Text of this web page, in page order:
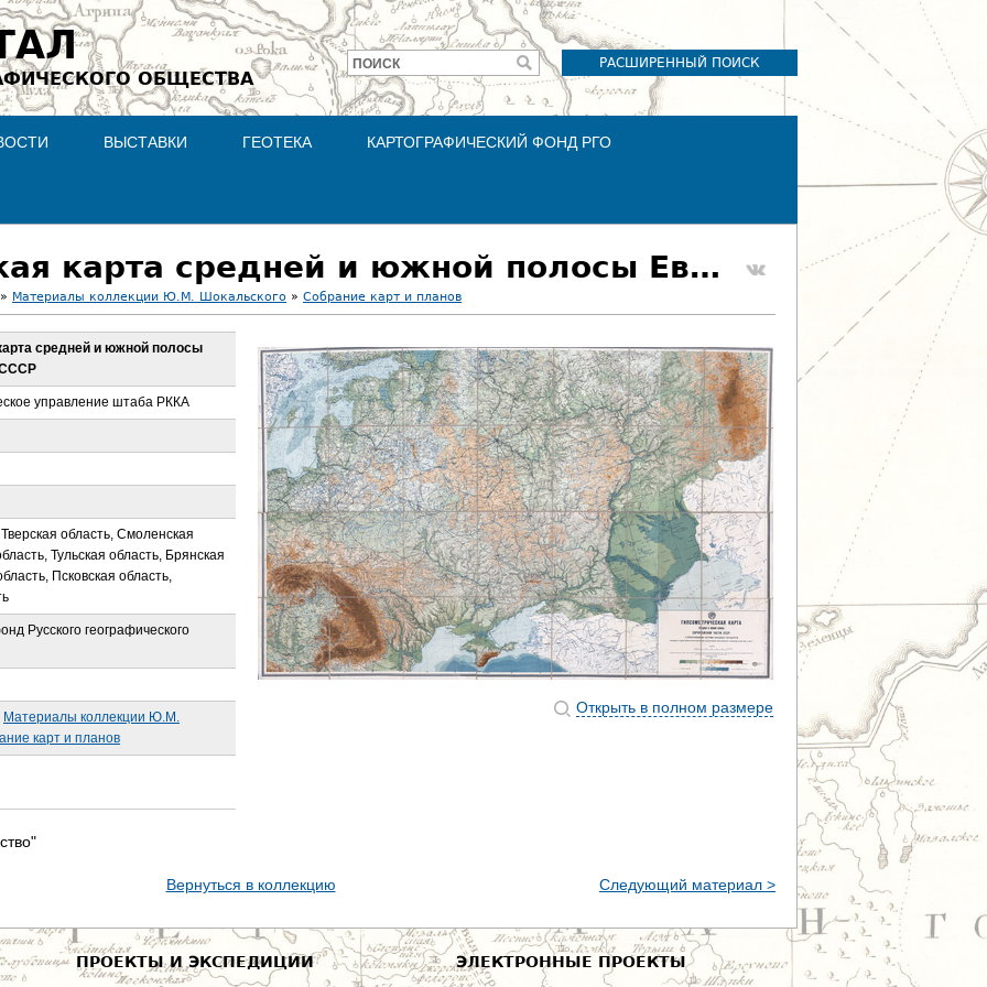
Jump to navigation
ОБЩЕСТВА
РАСШИРЕННЫЙ ПОИСК
Форма
поиска
ПОИСК
ВЫСТАВКИ ГЕОТЕКА КАРТОГРАФИЧЕСКИЙ ФОНД РГО
Гипсометрическая карта средней и южной полосы Европейской части СССР
» Материалы коллекции Ю.М. Шокальского » Собрание карт и планов
Открыть в полном размере
средней и южной полосы
СССР
управление штаба РККА
область, Смоленская
Тульская область, Брянская
Псковская область,
Русского географического
Материалы коллекции Ю.М.
карт и планов
Вернуться в коллекцию Следующий материал >
ПРОЕКТЫ И ЭКСПЕДИЦИИ ЭЛЕКТРОННЫЕ ПРОЕКТЫ